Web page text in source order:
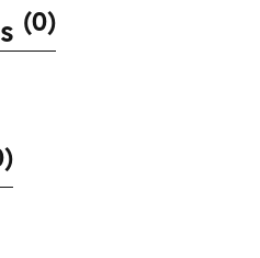
(0)
)